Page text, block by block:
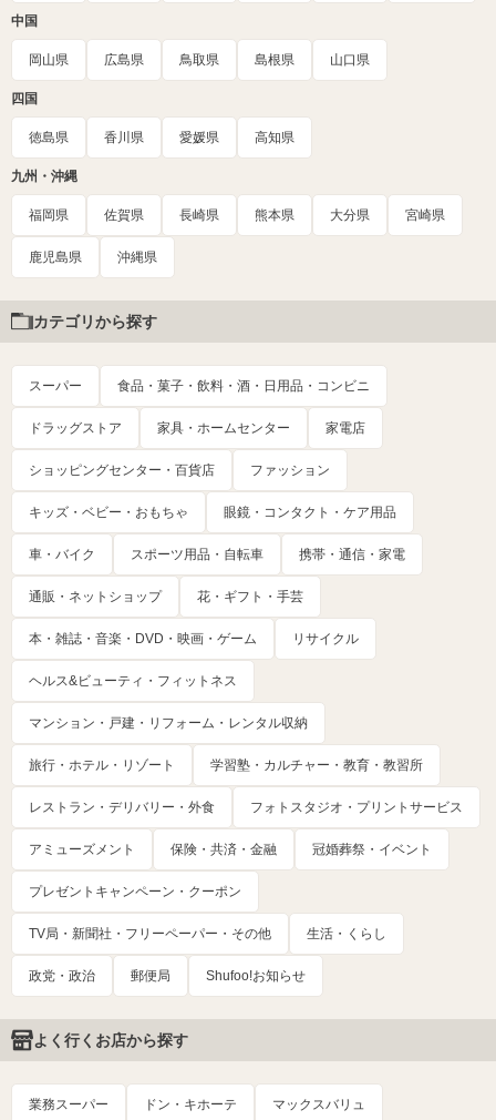
中国
岡山県 広島県 鳥取県 島根県 山口県
四国
徳島県 香川県 愛媛県 高知県
九州・沖縄
福岡県 佐賀県 長崎県 熊本県 大分県 宮崎県
鹿児島県 沖縄県
カテゴリから探す
スーパー 食品・菓子・飲料・酒・日用品・コンビニ
ドラッグストア 家具・ホームセンター 家電店
ショッピングセンター・百貨店 ファッション
キッズ・ベビー・おもちゃ 眼鏡・コンタクト・ケア用品
車・バイク スポーツ用品・自転車 携帯・通信・家電
通販・ネットショップ 花・ギフト・手芸
本・雑誌・音楽・DVD・映画・ゲーム リサイクル
ヘルス&ビューティ・フィットネス
マンション・戸建・リフォーム・レンタル収納
旅行・ホテル・リゾート 学習塾・カルチャー・教育・教習所
レストラン・デリバリー・外食 フォトスタジオ・プリントサービス
アミューズメント 保険・共済・金融 冠婚葬祭・イベント
プレゼントキャンペーン・クーポン
TV局・新聞社・フリーペーパー・その他 生活・くらし
政党・政治 郵便局 Shufoo!お知らせ
よく行くお店から探す
業務スーパー ドン・キホーテ マックスバリュ